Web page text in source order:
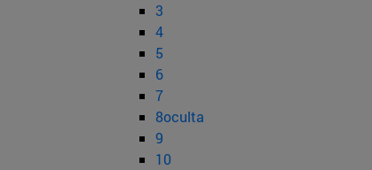
3
4
5
6
7
8oculta
9
10